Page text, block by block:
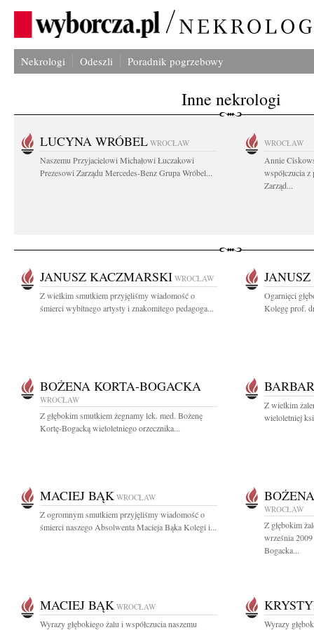
Nekrologi Odeszli Poradnik pogrzebowy
Inne nekrologi
LUCYNA WRÓBEL WROCŁAW
Naszemu Przyjacielowi Michałowi Łuczakowi
Prezesowi Zarządu Mercedes-Benz Grupa Wróbel...
WROCŁAW
Annie
współczucia
Zarząd...
JANUSZ KACZMARSKI WROCŁAW
Z wielkim smutkiem przyjęliśmy wiadomość o
śmierci wybitnego artysty i znakomitego pedagoga...
Ogarnięci
Kolegę prof.
BOŻENA KORTA-BOGACKA
WROCŁAW
Z głębokim smutkiem żegnamy lek. med. Bożenę
Kortę-Bogacką wieloletniego orzecznika...
Z wielkim
wieloletniej
MACIEJ BĄK WROCŁAW
Z ogromnym smutkiem przyjęliśmy wiadomość o
śmierci naszego Absolwenta Macieja Bąka Kolegi i...
WROCŁAW
Z głębokim
września
Bogacka...
MACIEJ BĄK WROCŁAW
Wyrazy głębokiego żalu i współczucia naszemu
Wyrazy